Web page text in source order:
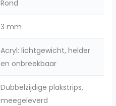
Rond
3 mm
Acryl: lichtgewicht, helder
en onbreekbaar
Dubbelzijdige plakstrips,
meegeleverd